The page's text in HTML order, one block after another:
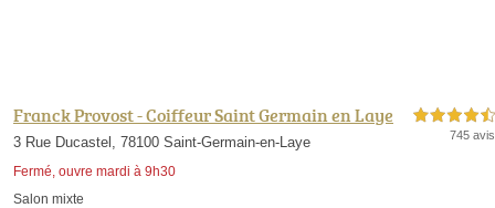
Franck Provost - Coiffeur Saint Germain en Laye
3 Rue Ducastel, 78100 Saint-Germain-en-Laye
Fermé, ouvre mardi à 9h30
4,5 étoiles sur 5
745 avis
Salon mixte